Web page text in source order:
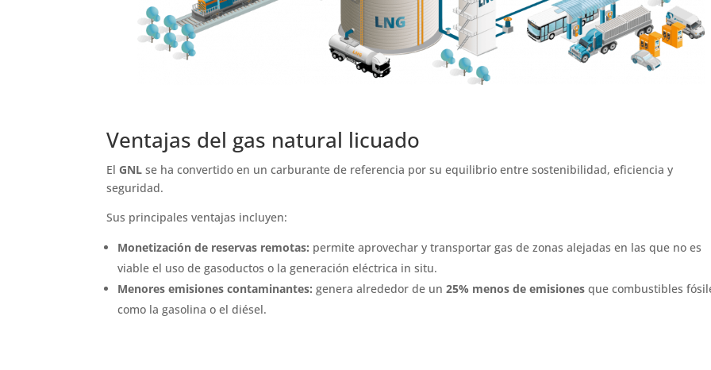
Ventajas del gas natural licuado
El GNL se ha convertido en un carburante de referencia por su equilibrio entre sostenibilidad, eficiencia y
seguridad.
Sus principales ventajas incluyen:
Monetización de reservas remotas: permite aprovechar y transportar gas de zonas alejadas en las que no es
viable el uso de gasoductos o la generación eléctrica in situ.
Menores emisiones contaminantes: genera alrededor de un25% menos de emisiones que combustibles
como la gasolina o el diésel.